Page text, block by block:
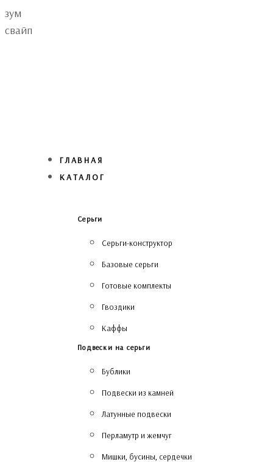
Skip
links
Skip
to
зум
свайп
ГЛАВНАЯ
КАТАЛОГ
Серьги
Серьги-конструктор
Базовые серьги
Готовые комплекты
Гвоздики
Каффы
Подвески на серьги
Бублики
Подвески из камней
Латунные подвески
Перламутр и жемчуг
Мишки, бусины, сердечки